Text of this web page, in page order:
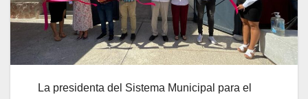
La presidenta del Sistema Municipal para el